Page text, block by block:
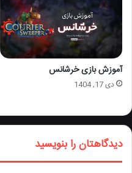
آموزش بازی خرشانس
دی 17, 1404
دیدگاهتان را بنویسید